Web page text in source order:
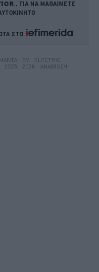
ΓΙΑ ΝΑ ΜΑΘΑΙΝΕΤΕ
ΣΤΟ
MANTA EV
ELECTRIC
2025 2026 ΑΝΑΒΊΩΣΗ